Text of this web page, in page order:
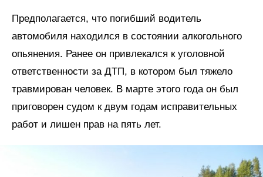
Предполагается, что погибший водитель
автомобиля находился в состоянии алкогольного
опьянения. Ранее он привлекался к уголовной
ответственности за ДТП, в котором был тяжело
травмирован человек. В марте этого года он был
приговорен судом к двум годам исправительных
работ и лишен прав на пять лет.